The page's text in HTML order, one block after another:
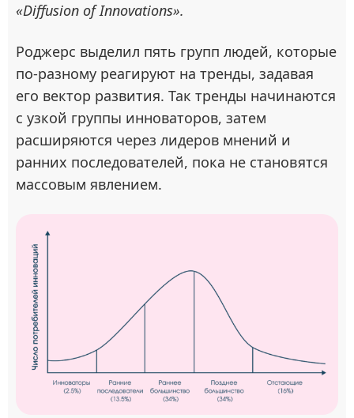
«Diffusion of Innovations».
Роджерс выделил пять групп людей, которые
по-разному реагируют на тренды, задавая
его вектор развития. Так тренды начинаются
с узкой группы инноваторов, затем
расширяются через лидеров мнений и
ранних последователей, пока не становятся
массовым явлением.